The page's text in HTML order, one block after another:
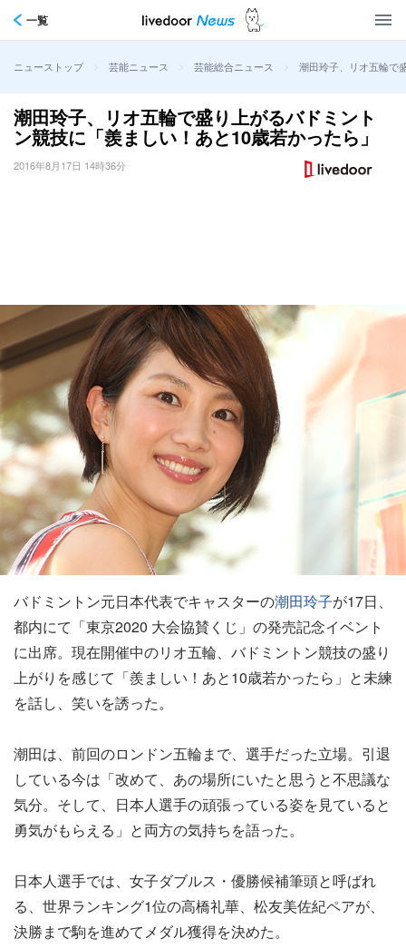
一覧
ニューストップ > 芸能ニュース > 芸能総合ニュース > 潮田玲子、リオ五輪で
潮田玲子、リオ五輪で盛り上がるバドミント
ン競技に「羨ましい！あと10歳若かったら」
2016年8月17日 14時36分
バドミントン元日本代表でキャスターの潮田玲子が17日、
都内にて「東京2020 大会協賛くじ」の発売記念イベント
に出席。現在開催中のリオ五輪、バドミントン競技の盛り
上がりを感じて「羨ましい！あと10歳若かったら」と未練
を話し、笑いを誘った。
潮田は、前回のロンドン五輪まで、選手だった立場。引退
している今は「改めて、あの場所にいたと思うと不思議な
気分。そして、日本人選手の頑張っている姿を見ていると
勇気がもらえる」と両方の気持ちを語った。
日本人選手では、女子ダブルス・優勝候補筆頭と呼ばれ
る、世界ランキング1位の高橋礼華、松友美佐紀ペアが、
決勝まで駒を進めてメダル獲得を決めた。